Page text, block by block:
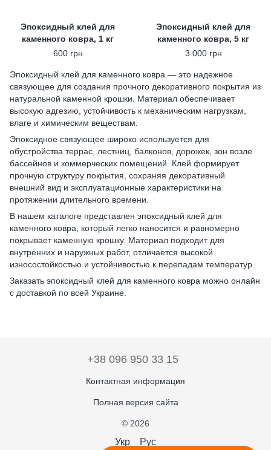
Эпоксидный клей для
каменного ковра, 1 кг
600 грн
Эпоксидный клей для
каменного ковра, 5 кг
3 000 грн
Эпоксидный клей для каменного ковра — это надежное
связующее для создания прочного декоративного покрытия из
натуральной каменной крошки. Материал обеспечивает
высокую адгезию, устойчивость к механическим нагрузкам,
влаге и химическим веществам.
Эпоксидное связующее широко используется для
обустройства террас, лестниц, балконов, дорожек, зон возле
бассейнов и коммерческих помещений. Клей формирует
прочную структуру покрытия, сохраняя декоративный
внешний вид и эксплуатационные характеристики на
протяжении длительного времени.
В нашем каталоге представлен эпоксидный клей для
каменного ковра, который легко наносится и равномерно
покрывает каменную крошку. Материал подходит для
внутренних и наружных работ, отличается высокой
износостойкостью и устойчивостью к перепадам температур.
Заказать эпоксидный клей для каменного ковра можно онлайн
с доставкой по всей Украине.
+38 096 950 33 15
Контактная информация
Полная версия сайта
© 2026
Укр Рус